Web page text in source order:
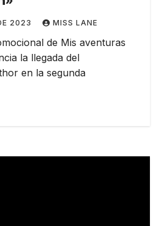
2023 MISS LANE
de Mis aventuras
la llegada del
en la segunda